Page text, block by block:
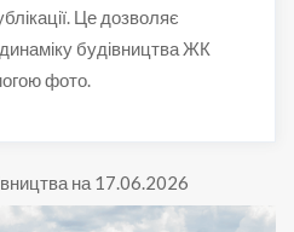
Це дозволяє
будівництва ЖК
фото.
на 17.06.2026